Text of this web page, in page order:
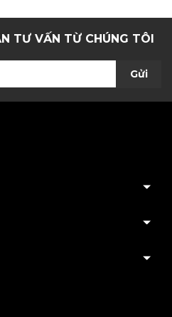
TƯ VẤN TỪ CHÚNG TÔI
Gửi